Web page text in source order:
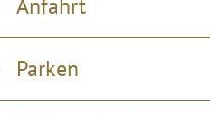
Anfahrt
Parken